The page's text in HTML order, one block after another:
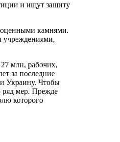
и ищут защиту
камнями.
учреждениями,
млн, рабочих,
за последние
Украину. Чтобы
ряд мер. Прежде
которого